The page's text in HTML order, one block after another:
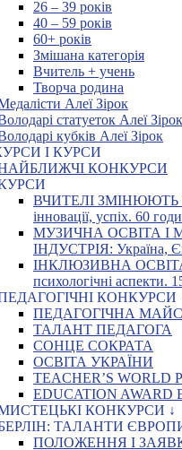
26 – 39 років
40 – 59 років
60+ років
Змішана категорія
Вчитель + учень
Творча родина
Алеї Зірок
статуеток Алеї Зірок
кубків Алеї Зірок
І КУРСИ
КОНКУРСИ
ВЧИТЕЛІ ЗМІНЮЮТЬ
інновації, успіх. 60
МУЗИЧНА ОСВІТА І
ІНДУСТРІЯ: Україна,
ІНКЛЮЗИВНА ОСВІТА:
психологічні аспекти.
КОНКУРСИ
ПЕДАГОГІЧНА
ТАЛАНТ ПЕДАГОГА
СОНЦЕ СОКРАТА
ОСВІТА УКРАЇНИ
TEACHER’S WORLD
EDUCATION AWARD
КОНКУРСИ ↓
ТАЛАНТИ
ПОЛОЖЕННЯ І